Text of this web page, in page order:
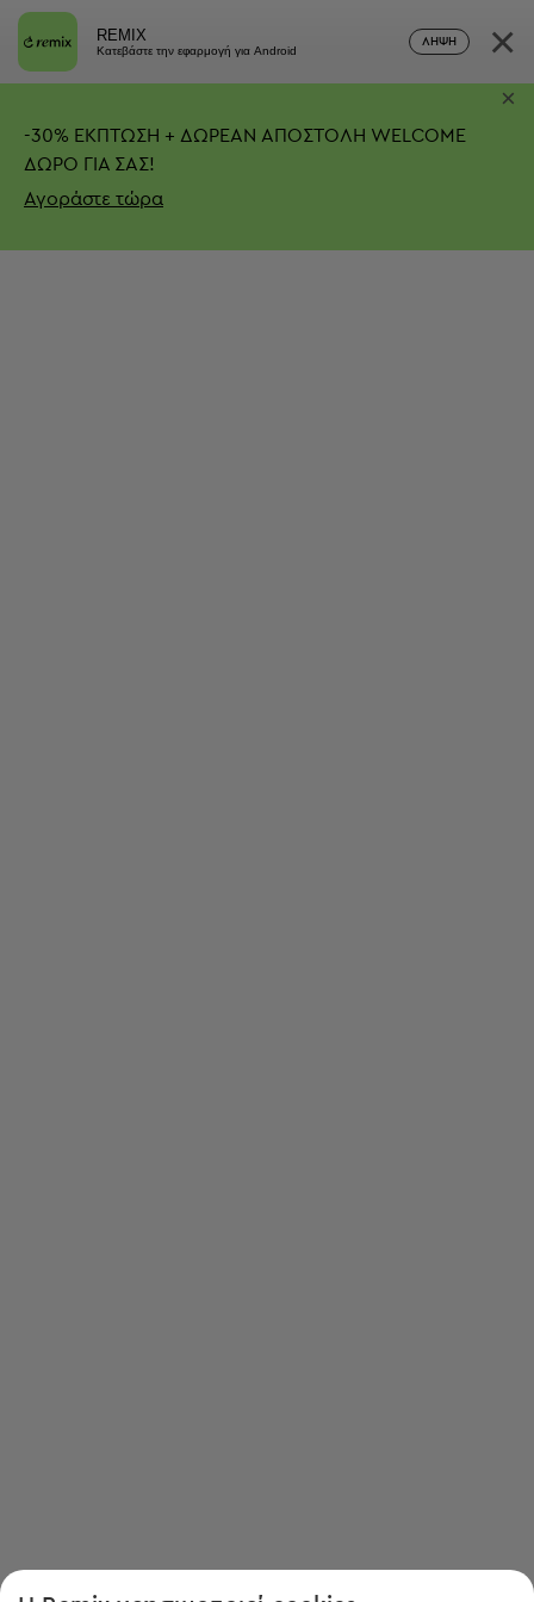
REMIX
Κατεβάστε την εφαρμογή για Android
ΛΉΨΗ ×
-30% ΕΚΠΤΩΣΗ + ΔΩΡΕΑΝ ΑΠΟΣΤΟΛΗ WELCOME
ΔΩΡΟ ΓΙΑ ΣΑΣ!
Αγοράστε τώρα
×